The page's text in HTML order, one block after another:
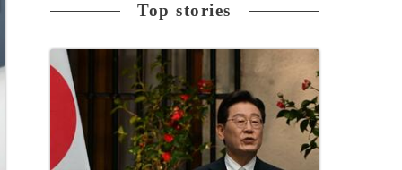
Top stories